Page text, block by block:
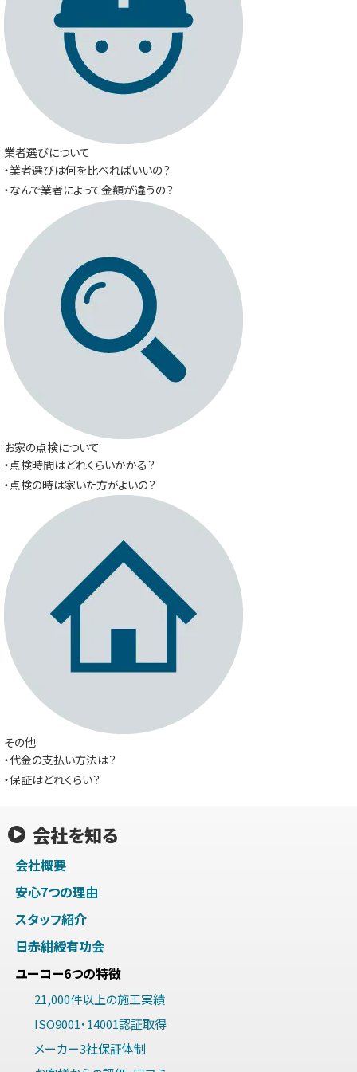
業者選びについて
・業者選びは何を比べればいいの？
・なんで業者によって金額が違うの？
お家の点検について
・点検時間はどれくらいかかる？
・点検の時は家いた方がよいの？
その他
・代金の支払い方法は？
・保証はどれくらい？
会社を知る
会社概要
安心7つの理由
スタッフ紹介
日赤紺綬有功会
ユーコー6つの特徴
21,000件以上の施工実績
ISO9001・14001認証取得
メーカー3社保証体制